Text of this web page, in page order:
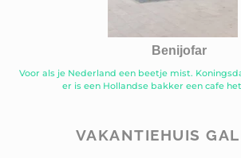
Benijofar
Voor als je Nederland een beetje mist.
er is een Hollandse bakker een cafe
VAKANTIEHUIS